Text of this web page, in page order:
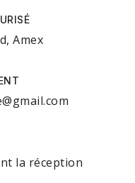
Amex
la réception